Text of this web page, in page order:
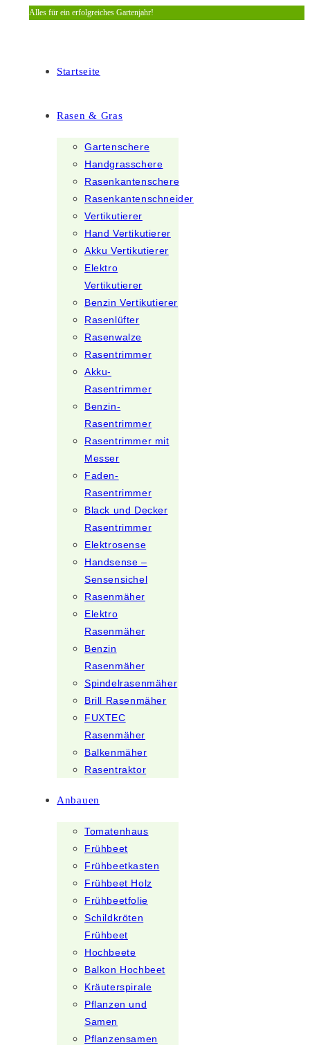
Zum
Alles für ein erfolgreiches Gartenjahr!
Startseite
Rasen & Gras
Gartenschere
Handgrasschere
Rasenkantenschere
Rasenkantenschneider
Vertikutierer
Hand Vertikutierer
Akku Vertikutierer
Elektro
Vertikutierer
Benzin Vertikutierer
Rasenlüfter
Rasenwalze
Rasentrimmer
Akku-
Rasentrimmer
Benzin-
Rasentrimmer
Rasentrimmer mit
Messer
Faden-
Rasentrimmer
Black und Decker
Rasentrimmer
Elektrosense
Handsense –
Sensensichel
Rasenmäher
Elektro
Rasenmäher
Benzin
Rasenmäher
Spindelrasenmäher
Brill Rasenmäher
FUXTEC
Rasenmäher
Balkenmäher
Rasentraktor
Anbauen
Tomatenhaus
Frühbeet
Frühbeetkasten
Frühbeet Holz
Frühbeetfolie
Schildkröten
Frühbeet
Hochbeete
Balkon Hochbeet
Kräuterspirale
Pflanzen und
Samen
Pflanzensamen